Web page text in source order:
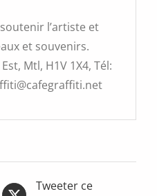
l’artiste et
et souvenirs.
Mtl, H1V 1X4, Tél:
Tweeter ce